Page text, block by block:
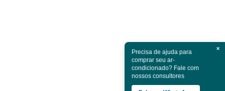
×
Precisa de ajuda para
comprar seu ar-
condicionado? Fale com
nossos consultores